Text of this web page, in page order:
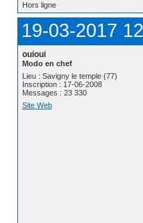
Hors ligne
19-03-2017
ouioui
Modo en chef
Lieu : Savigny le temple (77)
Inscription : 17-06-2008
Messages : 23 330
Site Web